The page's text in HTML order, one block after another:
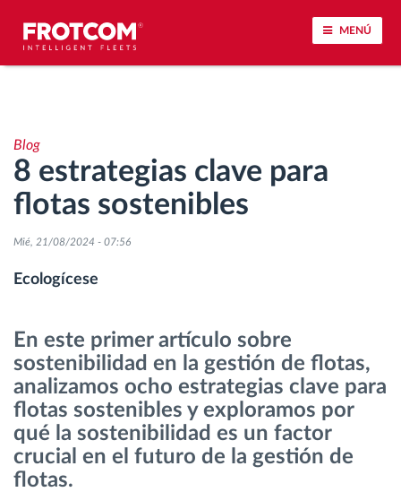
MENÚ
Análisis de la conducta en la conducción
Seguimiento del tiempo de conducción
Gestión de plantilla
Control de acceso
Gestión de combustible
Planificación y seguimiento de rutas
Blog
8 estrategias clave para
flotas sostenibles
Mié, 21/08/2024 - 07:56
Ecologícese
En este primer artículo sobre
sostenibilidad en la gestión de flotas,
analizamos ocho estrategias clave para
flotas sostenibles y exploramos por
qué la sostenibilidad es un factor
crucial en el futuro de la gestión de
flotas.